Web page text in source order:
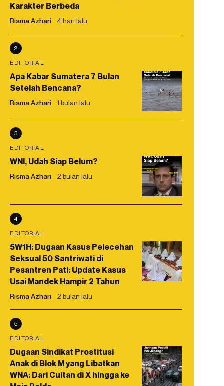
Karakter Berbeda
Risma Azhari 4 hari lalu
2
EDITORIAL
Apa Kabar Sumatera 7 Bulan
Setelah Bencana?
Risma Azhari 1 bulan lalu
3
EDITORIAL
WNI, Udah Siap Belum?
Risma Azhari 2 bulan lalu
4
EDITORIAL
5W1H: Dugaan Kasus Pelecehan
Seksual 50 Santriwati di
Pesantren Pati: Update Kasus
Usai Mandek Hampir 2 Tahun
Risma Azhari 2 bulan lalu
5
EDITORIAL
Dugaan Sindikat Prostitusi
Anak di Blok M yang Libatkan
WNA: Dari Cuitan di X hingga ke